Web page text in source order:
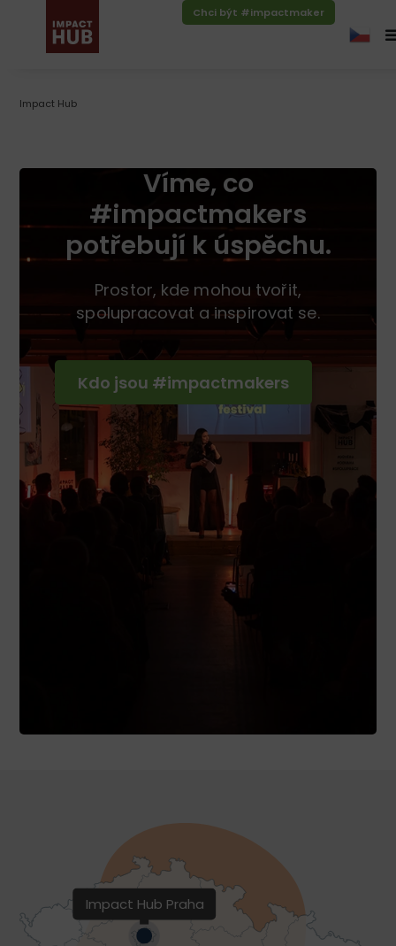
Chci být #impactmaker
Impact Hub
Víme, co
#impactmakers
potřebují k úspěchu.
Prostor, kde mohou tvořit,
spolupracovat a inspirovat se.
Kdo jsou #impactmakers
Impact Hub Praha